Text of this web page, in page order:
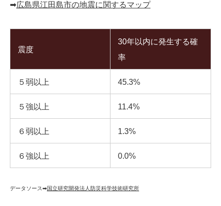
➡︎広島県江田島市の地震に関するマップ
震度
30年以内に発生する確
率
５弱以上 45.3%
５強以上 11.4%
６弱以上 1.3%
６強以上 0.0%
データソース➡︎国立研究開発法人防災科学技術研究所